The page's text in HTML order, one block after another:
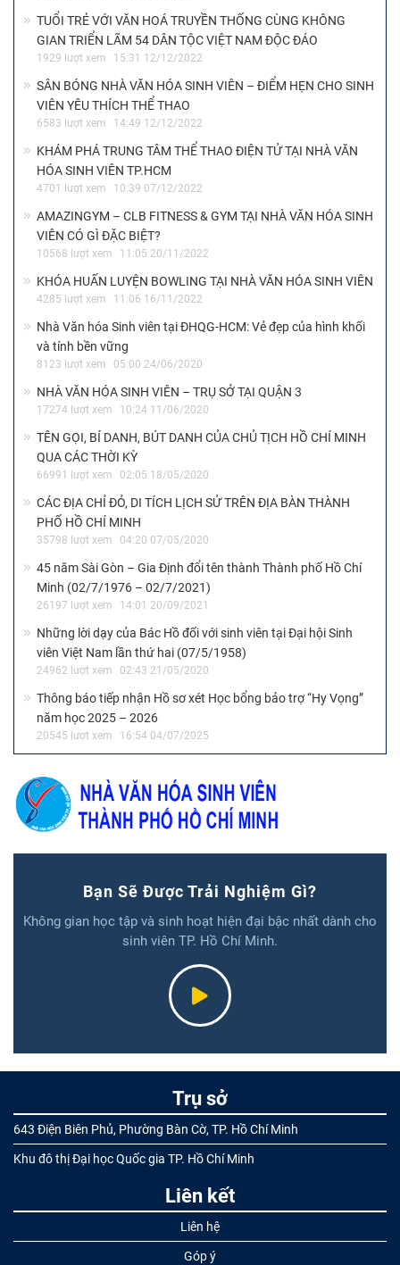
TUỔI TRẺ VỚI VĂN HOÁ TRUYỀN THỐNG CÙNG KHÔNG
GIAN TRIỂN LÃM 54 DÂN TỘC VIỆT NAM ĐỘC ĐÁO
1929 lượt xem 15:31 12/12/2022
SÂN BÓNG NHÀ VĂN HÓA SINH VIÊN – ĐIỂM HẸN CHO SINH
VIÊN YÊU THÍCH THỂ THAO
6583 lượt xem 14:49 12/12/2022
KHÁM PHÁ TRUNG TÂM THỂ THAO ĐIỆN TỬ TẠI NHÀ VĂN
HÓA SINH VIÊN TP.HCM
4701 lượt xem 10:39 07/12/2022
AMAZINGYM – CLB FITNESS & GYM TẠI NHÀ VĂN HÓA SINH
VIÊN CÓ GÌ ĐẶC BIỆT?
10568 lượt xem 11:05 20/11/2022
KHÓA HUẤN LUYỆN BOWLING TẠI NHÀ VĂN HÓA SINH VIÊN
4285 lượt xem 11:06 16/11/2022
Nhà Văn hóa Sinh viên tại ĐHQG-HCM: Vẻ đẹp của hình khối
và tính bền vững
8123 lượt xem 05:00 24/06/2020
NHÀ VĂN HÓA SINH VIÊN – TRỤ SỞ TẠI QUẬN 3
17274 lượt xem 10:24 11/06/2020
TÊN GỌI, BÍ DANH, BÚT DANH CỦA CHỦ TỊCH HỒ CHÍ MINH
QUA CÁC THỜI KỲ
66991 lượt xem 02:05 18/05/2020
CÁC ĐỊA CHỈ ĐỎ, DI TÍCH LỊCH SỬ TRÊN ĐỊA BÀN THÀNH
PHỐ HỒ CHÍ MINH
35798 lượt xem 04:20 07/05/2020
45 năm Sài Gòn – Gia Định đổi tên thành Thành phố Hồ Chí
Minh (02/7/1976 – 02/7/2021)
26197 lượt xem 14:01 20/09/2021
Những lời dạy của Bác Hồ đối với sinh viên tại Đại hội Sinh
viên Việt Nam lần thứ hai (07/5/1958)
24962 lượt xem 02:43 21/05/2020
Thông báo tiếp nhận Hồ sơ xét Học bổng bảo trợ “Hy Vọng”
năm học 2025 – 2026
20545 lượt xem 16:54 04/07/2025
Bạn Sẽ Được Trải Nghiệm Gì?
Không gian học tập và sinh hoạt hiện đại bậc nhất dành cho
sinh viên TP. Hồ Chí Minh.
Trụ sở
643 Điện Biên Phủ, Phường Bàn Cờ, TP. Hồ Chí Minh
Khu đô thị Đại học Quốc gia TP. Hồ Chí Minh
Liên kết
Liên hệ
Góp ý